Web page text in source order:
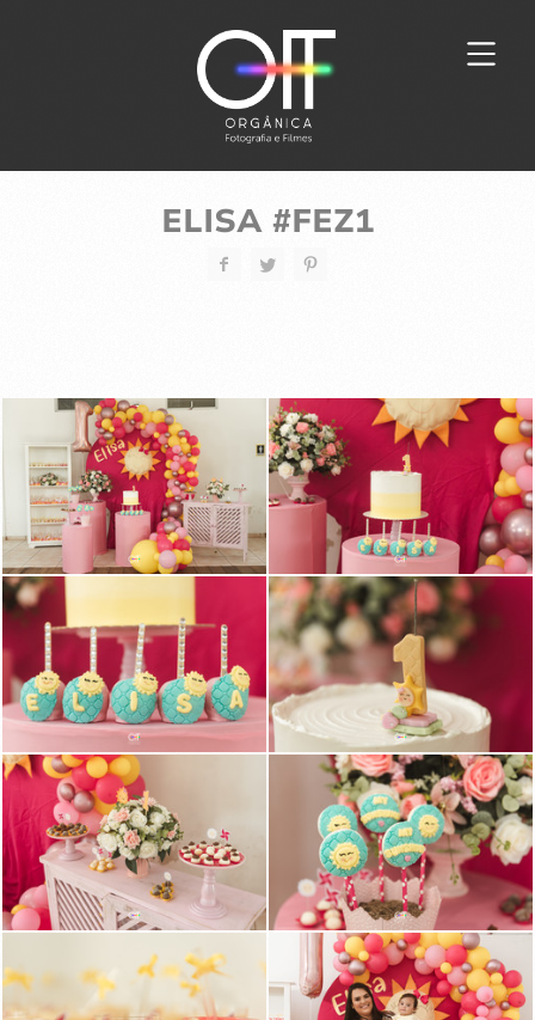
ELISA #FEZ1